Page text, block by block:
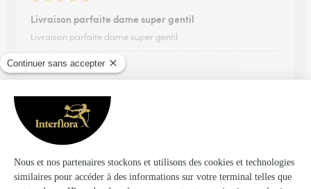
Livraison parfaite dame super gentil
Livraison parfaite dame super gentil
14/02/2026
★ ★ ★
Rapidité
dimanche. Arrivée en avance le samedi. Tout était conforme.